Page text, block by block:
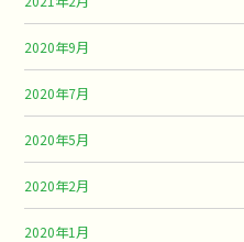
2020年9月
2020年7月
2020年5月
2020年2月
2020年1月